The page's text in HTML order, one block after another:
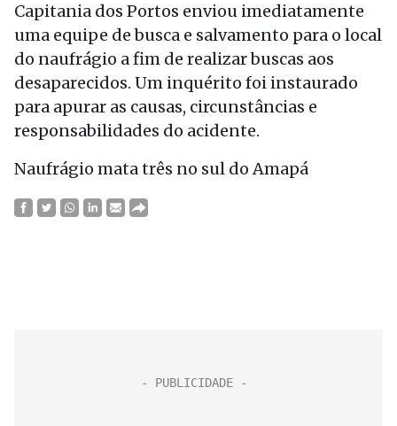
Capitania dos Portos enviou imediatamente
uma equipe de busca e salvamento para o local
do naufrágio a fim de realizar buscas aos
desaparecidos. Um inquérito foi instaurado
para apurar as causas, circunstâncias e
responsabilidades do acidente.
Naufrágio mata três no sul do Amapá